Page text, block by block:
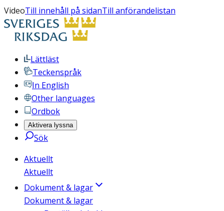
VideoTill innehåll på sidanTill anförandelistan
Lättläst
Teckenspråk
In English
Other languages
Ordbok
Aktivera lyssna
Sök
Aktuellt
Aktuellt
Dokument & lagar
Dokument & lagar